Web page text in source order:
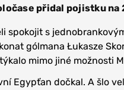
přidal pojistku na
spokojit s
gólmana Łukasze
mimo jiné možnosti
Egypťan dočkal. A šlo